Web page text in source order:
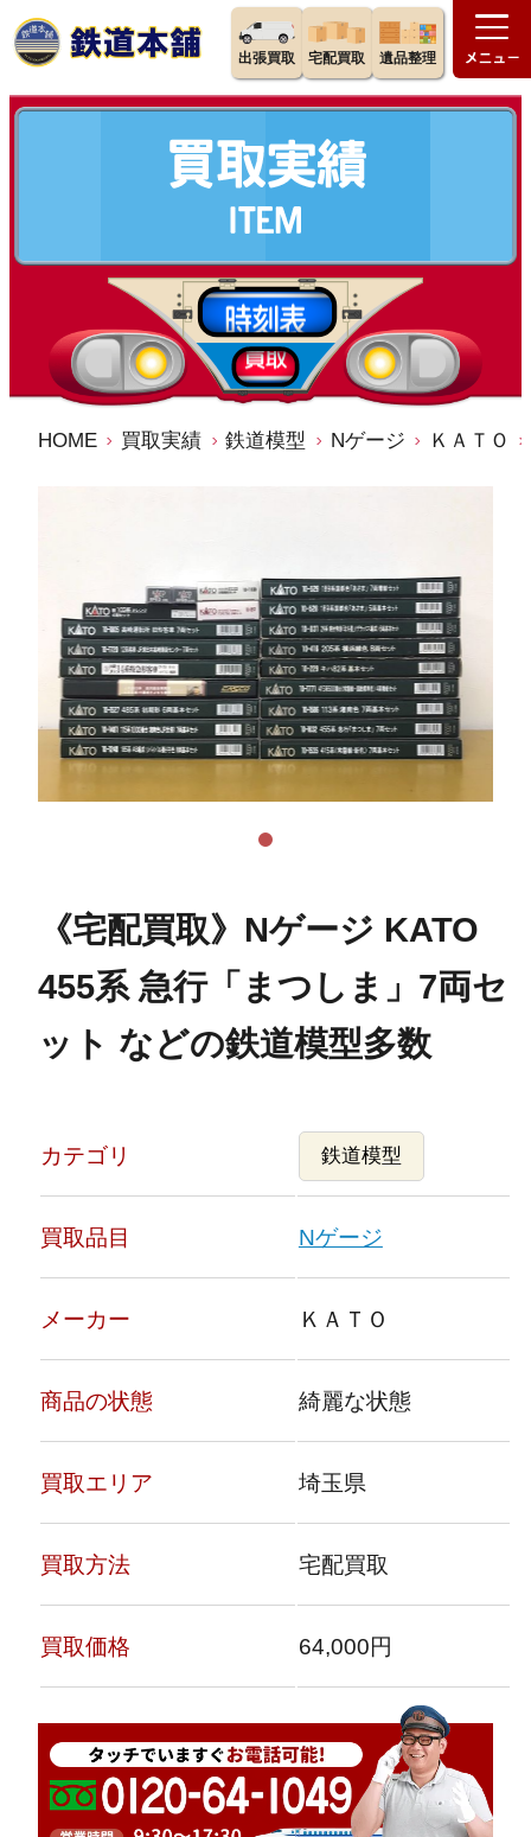
出張買取 宅配買取 遺品整理
HOME 買取実績 鉄道模型 Nゲージ ＫＡＴＯ
《宅配買取》Nゲージ KATO
455系 急行「まつしま」7両セ
ット などの鉄道模型多数
カテゴリ 鉄道模型
買取品目 Nゲージ
メーカー ＫＡＴＯ
商品の状態 綺麗な状態
買取エリア 埼玉県
買取方法 宅配買取
買取価格 64,000円